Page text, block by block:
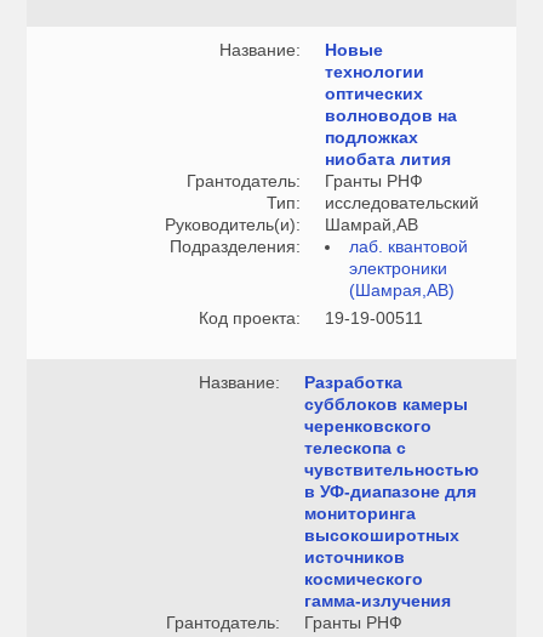
Название:
Новые
технологии
оптических
волноводов на
подложках
ниобата лития
Грантодатель:
Гранты РНФ
Тип:
исследовательский
Руководитель(и):
Шамрай,АВ
Подразделения:
лаб. квантовой
электроники
(Шамрая,АВ)
Код проекта:
19-19-00511
Название:
Разработка
субблоков камеры
черенковского
телескопа с
чувствительностью
в УФ-диапазоне для
мониторинга
высокоширотных
источников
космического
гамма-излучения
Грантодатель:
Гранты РНФ